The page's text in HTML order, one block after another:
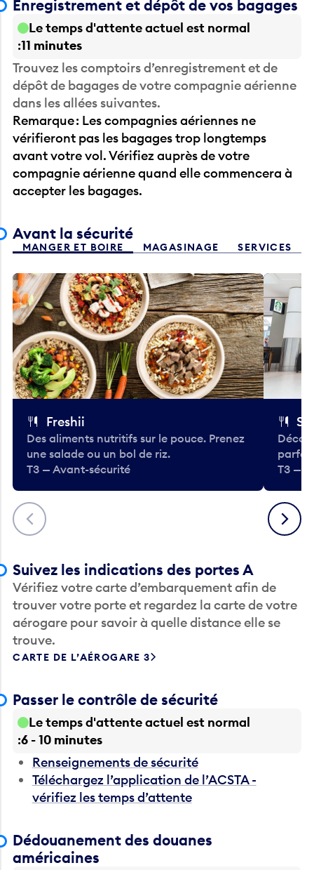
Enregistrement et dépôt de vos bagages
Le temps d'attente actuel est normal
11 minutes
Trouvez les comptoirs d’enregistrement et de
dépôt de bagages de votre compagnie aérienne
dans les allées suivantes.
Remarque : Les compagnies aériennes ne
vérifieront pas les bagages trop longtemps
avant votre vol. Vérifiez auprès de votre
compagnie aérienne quand elle commencera à
accepter les bagages.
Avant la sécurité
MANGER ET BOIRE MAGASINAGE SERVICES
Précédent
Freshii
Des aliments nutritifs sur le pouce. Prenez
une salade ou un bol de riz.
T3 — Avant-sécurité
T3 —
Suivant
Suivez les indications des portes A
Vérifiez votre carte d’embarquement afin de
trouver votre porte et regardez la carte de votre
aérogare pour savoir à quelle distance elle se
trouve.
CARTE DE L’AÉROGARE 3
Passer le contrôle de sécurité
Le temps d'attente actuel est normal
6 - 10 minutes
Renseignements de sécurité
Téléchargez l’application de l’ACSTA -
vérifiez les temps d’attente
Dédouanement des douanes
américaines